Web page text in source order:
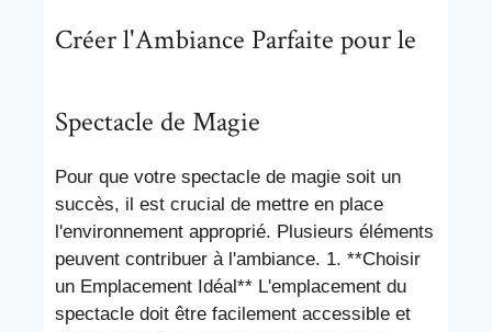
Créer l'Ambiance Parfaite pour le
Spectacle de Magie
Pour que votre spectacle de magie soit un
succès, il est crucial de mettre en place
l'environnement approprié. Plusieurs éléments
peuvent contribuer à l'ambiance. 1. **Choisir
un Emplacement Idéal** L'emplacement du
spectacle doit être facilement accessible et